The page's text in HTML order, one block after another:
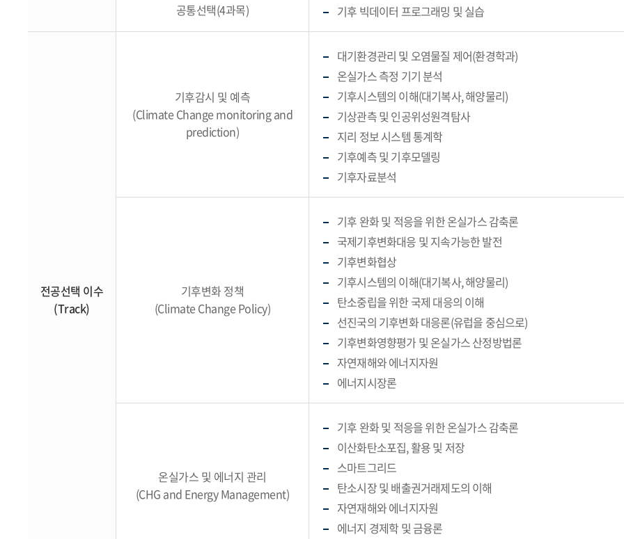
기후 빅데이터 프로그래밍 및 실습
공통선택(4과목)
전공선택 이수
(Track)
기후감시 및 예측
(Climate Change monitoring and
prediction)
대기환경관리 및 오염물질 제어(환경학과)
온실가스 측정 기기 분석
기후시스템의 이해(대기복사, 해양물리)
기상관측 및 인공위성원격탐사
지리 정보 시스템 통계학
기후예측 및 기후모델링
기후자료분석
기후변화 정책
(Climate Change Policy)
기후 완화 및 적응을 위한 온실가스 감축론
국제기후변화대응 및 지속가능한 발전
기후변화협상
기후시스템의 이해(대기복사, 해양물리)
탄소중립을 위한 국제 대응의 이해
선진국의 기후변화 대응론(유럽을 중심으로)
기후변화영향평가 및 온실가스 산정방법론
자연재해와 에너지자원
에너지시장론
온실가스 및 에너지 관리
(CHG and Energy Management)
기후 완화 및 적응을 위한 온실가스 감축론
이산화탄소포집, 활용 및 저장
스마트그리드
탄소시장 및 배출권거래제도의 이해
자연재해와 에너지자원
에너지 경제학 및 금융론